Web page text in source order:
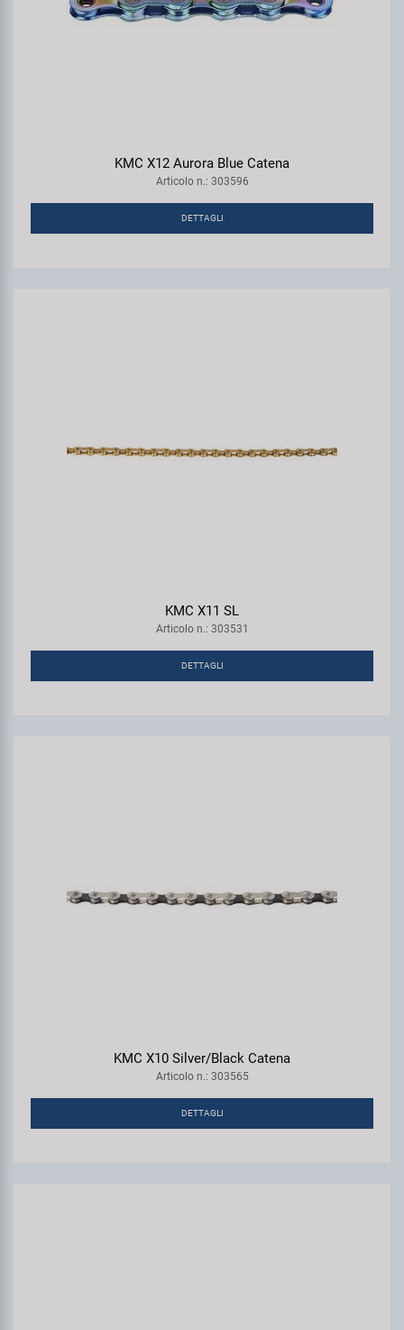
KMC X12 Aurora Blue Catena
Articolo n.: 303596
DETTAGLI
KMC X11 SL
Articolo n.: 303531
DETTAGLI
KMC X10 Silver/Black Catena
Articolo n.: 303565
DETTAGLI